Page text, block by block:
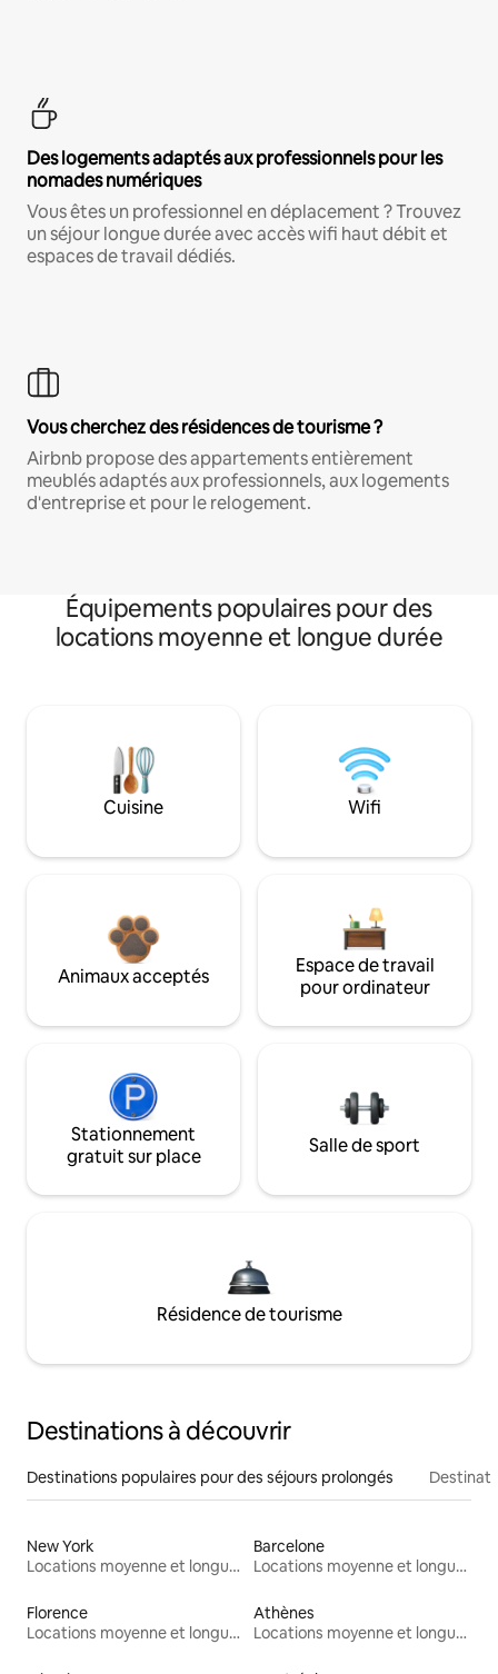
Des logements adaptés aux professionnels pour les
nomades numériques
Vous êtes un professionnel en déplacement ? Trouvez
un séjour longue durée avec accès wifi haut débit et
espaces de travail dédiés.
Vous cherchez des résidences de tourisme ?
Airbnb propose des appartements entièrement
meublés adaptés aux professionnels, aux logements
d'entreprise et pour le relogement.
Équipements populaires pour des
locations moyenne et longue durée
Cuisine Wifi
Animaux acceptés
Espace de travail
pour ordinateur
Stationnement
gratuit sur place
Salle de sport
Résidence de tourisme
Destinations à découvrir
Destinations populaires pour des séjours prolongés
New York
Locations moyenne et longue durée
Barcelone
Locations moyenne et longue durée
Florence
Locations moyenne et longue durée
Athènes
Locations moyenne et longue durée